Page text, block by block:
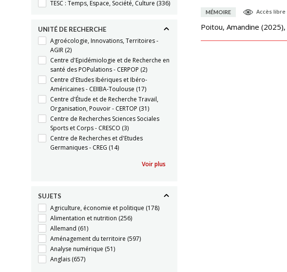
TESC : Temps, Espace, Société, Culture (336)
UNITÉ DE RECHERCHE
Agroécologie, Innovations, Territoires -
AGIR (2)
Centre d'Epidémiologie et de Recherche en
santé des POPulations - CERPOP (2)
Centre d'Etudes Ibériques et Ibéro-
Américaines - CEIIBA-Toulouse (17)
Centre d'Étude et de Recherche Travail,
Organisation, Pouvoir - CERTOP (31)
Centre de Recherches Sciences Sociales
Sports et Corps - CRESCO (3)
Centre de Recherches et d'Etudes
Germaniques - CREG (14)
Voir plus
SUJETS
Agriculture, économie et politique (178)
Alimentation et nutrition (256)
Allemand (61)
Aménagement du territoire (597)
Analyse numérique (51)
Anglais (657)
MÉMOIRE Accès libre
Poitou, Amandine (2025),